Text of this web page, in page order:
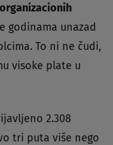
godinama unazad
To ni ne čudi,
visoke plate u
2.308
tri puta više nego